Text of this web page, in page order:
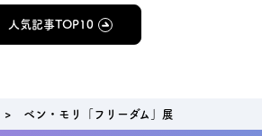
人気記事TOP10
ベン・モリ「フリーダム」展